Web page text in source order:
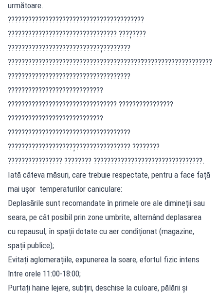
următoare.
????????????????????????????????????????
???????????????????????????????? ????̦????
????????????????????????????̦????????
????????????????????????????????????????̆????????????????????
????̂????????????????????????????????
????????????????????????????
???????????????????????????????? ????????????????
????????????????????????????
????????????????????????????????????
????????????????????̦???????????????? ????????
???????????????? ???????? ????????????????????????????????̆.
Iată câteva măsuri, care trebuie respectate, pentru a face față
mai ușor temperaturilor caniculare:
Deplasările sunt recomandate în primele ore ale dimineții sau
seara, pe cât posibil prin zone umbrite, alternând deplasarea
cu repausul, în spații dotate cu aer condiționat (magazine,
spații publice);
Evitați aglomerațiile, expunerea la soare, efortul fizic intens
între orele 11:00-18:00;
Purtați haine lejere, subțiri, deschise la culoare, pălării și